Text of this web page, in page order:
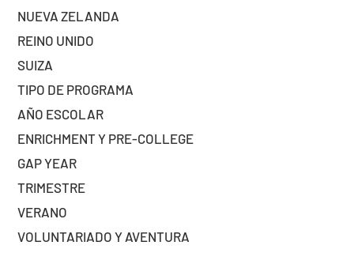
NUEVA ZELANDA
REINO UNIDO
SUIZA
TIPO DE PROGRAMA
AÑO ESCOLAR
ENRICHMENT Y PRE-COLLEGE
GAP YEAR
TRIMESTRE
VERANO
VOLUNTARIADO Y AVENTURA